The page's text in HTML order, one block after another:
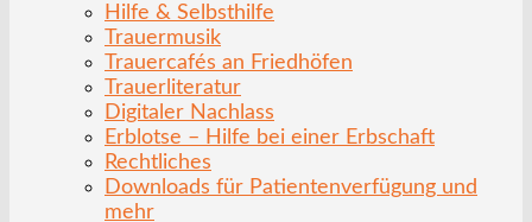
Hilfe & Selbsthilfe
Trauermusik
Trauercafés an Friedhöfen
Trauerliteratur
Digitaler Nachlass
Erblotse – Hilfe bei einer Erbschaft
Rechtliches
Downloads für Patientenverfügung und
mehr